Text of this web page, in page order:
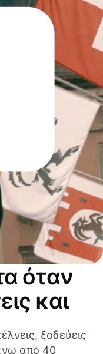
όταν
και
ξοδεύεις
από 40